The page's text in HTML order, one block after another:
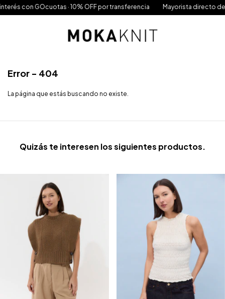
GOcuotas · 10% OFF por transferencia Mayorista directo de Fábrica
Error - 404
La página que estás buscando no existe.
Quizás te interesen los siguientes productos.